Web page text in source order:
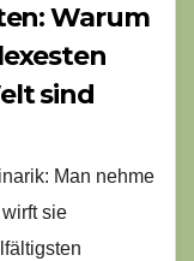
Warum
sind
Man nehme
sie